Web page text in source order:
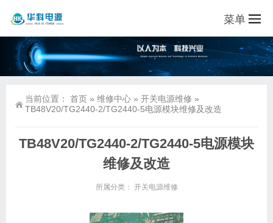
菜单
当前位置： 首页 » 维修中心 » 开关电源维修 »
TB48V20/TG2440-2/TG2440-5电源模块维修及改造
TB48V20/TG2440-2/TG2440-5电源模块
维修及改造
所属分类： 开关电源维修